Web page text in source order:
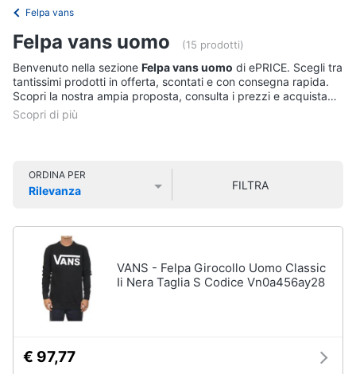
Tv
e
Home
Cinema
home
Audio
e
musica
Tuta
Scarpe
nike
Vedi
tutti
outdoor
Mountain
elettrica
Borraccia
Felpa vans
Felpa vans uomo (15 prodotti)
Benvenuto nella sezione Felpa vans uomo di ePRICE. Scegli tra
tantissimi prodotti in offerta, scontati e con consegna rapida.
Scopri la nostra ampia proposta, consulta i prezzi e acquista
comodamente online.
ORDINA PER
Rilevanza
FILTRA
VANS - Felpa Girocollo Uomo Classic
Ii Nera Taglia S Codice Vn0a456ay28
€ 97,77